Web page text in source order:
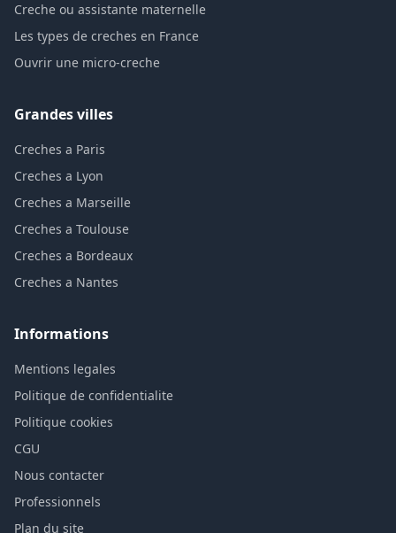
Creche ou assistante maternelle
Les types de creches en France
Ouvrir une micro-creche
Grandes villes
Creches a Paris
Creches a Lyon
Creches a Marseille
Creches a Toulouse
Creches a Bordeaux
Creches a Nantes
Informations
Mentions legales
Politique de confidentialite
Politique cookies
CGU
Nous contacter
Professionnels
Plan du site